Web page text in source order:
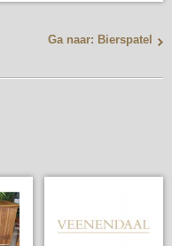
Ga naar: Bierspatel